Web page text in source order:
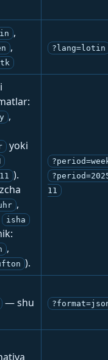
,
,
tk
?lang=lotin
,
yoki
).
,
isha
,
).
11
— shu